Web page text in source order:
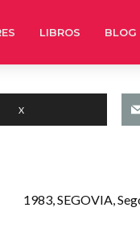
LIBROS BLOG
X
1983, SEGOVIA,